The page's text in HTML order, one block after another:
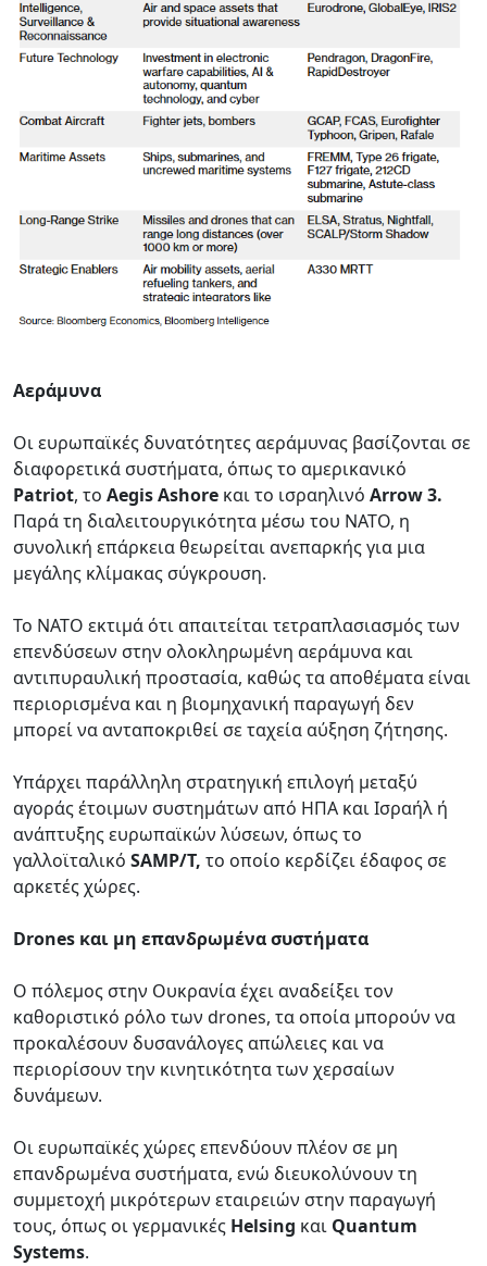
Αεράμυνα
Οι ευρωπαϊκές δυνατότητες αεράμυνας βασίζονται σε
διαφορετικά συστήματα, όπως το αμερικανικό
Patriot, το Aegis Ashore και το ισραηλινό Arrow 3.
Παρά τη διαλειτουργικότητα μέσω του ΝΑΤΟ, η
συνολική επάρκεια θεωρείται ανεπαρκής για μια
μεγάλης κλίμακας σύγκρουση.
Το ΝΑΤΟ εκτιμά ότι απαιτείται τετραπλασιασμός των
επενδύσεων στην ολοκληρωμένη αεράμυνα και
αντιπυραυλική προστασία, καθώς τα αποθέματα είναι
περιορισμένα και η βιομηχανική παραγωγή δεν
μπορεί να ανταποκριθεί σε ταχεία αύξηση ζήτησης.
Υπάρχει παράλληλη στρατηγική επιλογή μεταξύ
αγοράς έτοιμων συστημάτων από ΗΠΑ και Ισραήλ ή
ανάπτυξης ευρωπαϊκών λύσεων, όπως το
γαλλοϊταλικό SAMP/T, το οποίο κερδίζει έδαφος σε
αρκετές χώρες.
Drones και μη επανδρωμένα συστήματα
Ο πόλεμος στην Ουκρανία έχει αναδείξει τον
καθοριστικό ρόλο των drones, τα οποία μπορούν να
προκαλέσουν δυσανάλογες απώλειες και να
περιορίσουν την κινητικότητα των χερσαίων
δυνάμεων.
Οι ευρωπαϊκές χώρες επενδύουν πλέον σε μη
επανδρωμένα συστήματα, ενώ διευκολύνουν τη
συμμετοχή μικρότερων εταιρειών στην παραγωγή
τους, όπως οι γερμανικές Helsing και Quantum
Systems.